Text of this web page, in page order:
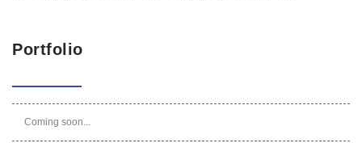
Portfolio
Coming soon...